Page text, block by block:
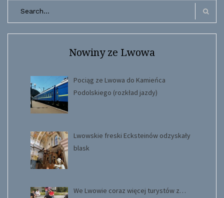
Search
Nowiny ze Lwowa
Pociąg ze Lwowa do Kamieńca
Podolskiego (rozkład jazdy)
Lwowskie freski Ecksteinów odzyskały
blask
We Lwowie coraz więcej turystów z…